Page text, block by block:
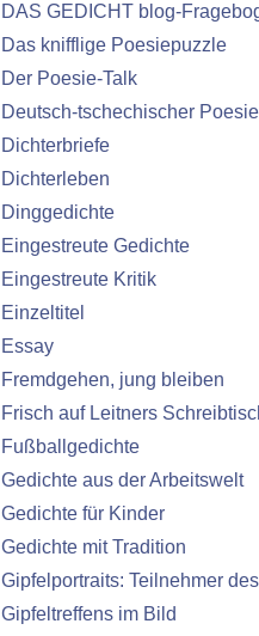
DAS GEDICHT blog-
Das knifflige Poesiepuzzle
Der Poesie-Talk
Deutsch-tschechischer
Dichterbriefe
Dichterleben
Dinggedichte
Eingestreute Gedichte
Eingestreute Kritik
Einzeltitel
Essay
Fremdgehen, jung bleiben
Frisch auf Leitners
Fußballgedichte
Gedichte aus der Arbeitswelt
Gedichte für Kinder
Gedichte mit Tradition
Gipfelportraits: Teilnehmer des
Gipfeltreffens im Bild